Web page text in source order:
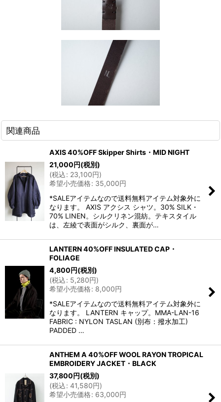
関連商品
AXIS 40%OFF Skipper Shirts・MID NIGHT
21,000円(税別)
(税込: 23,100円)
希望小売価格: 35,000円
*SALEアイテムなので送料無料アイテム対象外に
なります。 AXIS アクシス シャツ。30% SILK・
70% LINEN。シルクリネン混紡。テキスタイル
は、左綾で表面がシルク、裏面が…
LANTERN 40%OFF INSULATED CAP・
FOLIAGE
4,800円(税別)
(税込: 5,280円)
希望小売価格: 8,000円
*SALEアイテムなので送料無料アイテム対象外に
なります。 LANTERN キャップ。MMA-LAN-16
FABRIC : NYLON TASLAN (別布：撥水加工)
PADDED …
ANTHEM A 40%OFF WOOL RAYON TROPICAL
EMBROIDERY JACKET・BLACK
37,800円(税別)
(税込: 41,580円)
希望小売価格: 63,000円